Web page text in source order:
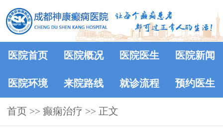
医院首页 医院概况 医院医生 医院新闻
医院环境 来院路线 就诊流程 预约医生
首页 >> 癫痫治疗 >> 正文